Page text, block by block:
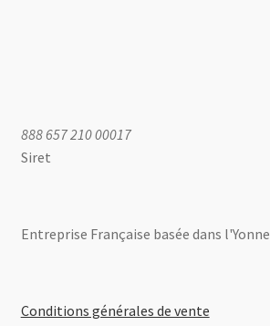
page
888 657 210 00017
Siret
Entreprise Française basée dans l'Yonne ​
Conditions générales de vente